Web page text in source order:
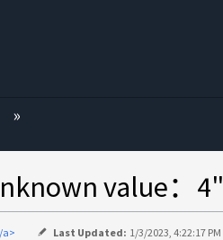
value：4"
a> Last Updated: 1/3/2023, 4:22:17 PM